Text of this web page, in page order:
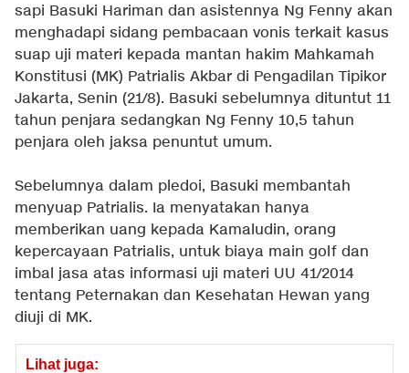
sapi Basuki Hariman dan asistennya Ng Fenny akan
menghadapi sidang pembacaan vonis terkait kasus
suap uji materi kepada mantan hakim Mahkamah
Konstitusi (MK) Patrialis Akbar di Pengadilan Tipikor
Jakarta, Senin (21/8). Basuki sebelumnya dituntut 11
tahun penjara sedangkan Ng Fenny 10,5 tahun
penjara oleh jaksa penuntut umum.
Sebelumnya dalam pledoi, Basuki membantah
menyuap Patrialis. Ia menyatakan hanya
memberikan uang kepada Kamaludin, orang
kepercayaan Patrialis, untuk biaya main golf dan
imbal jasa atas informasi uji materi UU 41/2014
tentang Peternakan dan Kesehatan Hewan yang
diuji di MK.
Lihat juga: